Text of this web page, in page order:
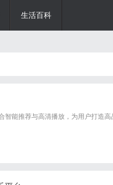
生活百科
智能推荐与高清播放，为用户打造高